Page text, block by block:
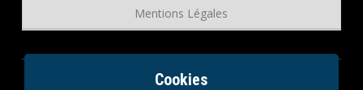
Mentions Légales
Cookies